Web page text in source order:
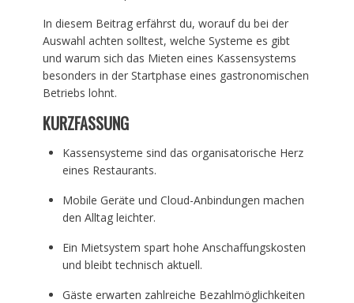
In diesem Beitrag erfährst du, worauf du bei der
Auswahl achten solltest, welche Systeme es gibt
und warum sich das Mieten eines Kassensystems
besonders in der Startphase eines gastronomischen
Betriebs lohnt.
KURZFASSUNG
Kassensysteme sind das organisatorische Herz
eines Restaurants.
Mobile Geräte und Cloud-Anbindungen machen
den Alltag leichter.
Ein Mietsystem spart hohe Anschaffungskosten
und bleibt technisch aktuell.
Gäste erwarten zahlreiche Bezahlmöglichkeiten